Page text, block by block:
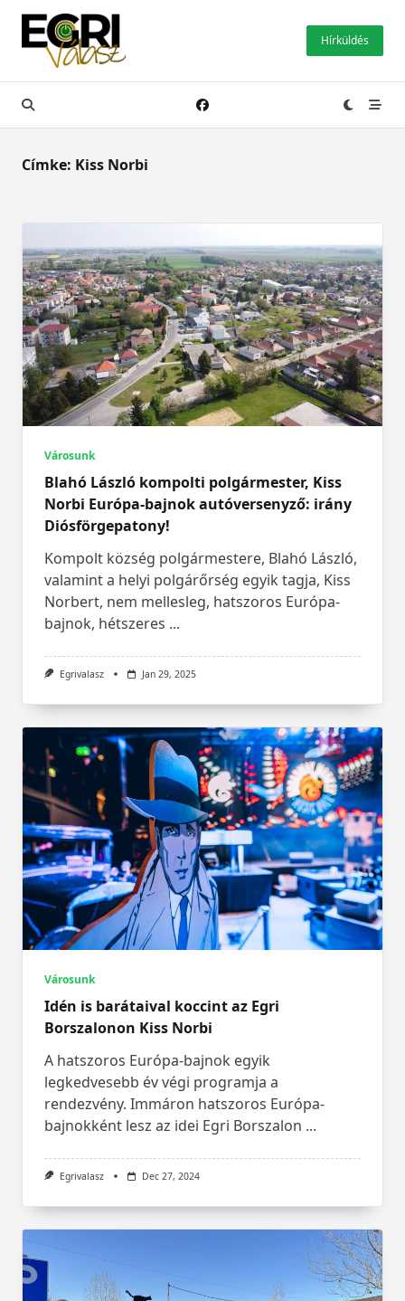
Skip
content
Hírküldés
Címke: Kiss Norbi
Városunk
Blahó László kompolti polgármester, Kiss
Norbi Európa-bajnok autóversenyző: irány
Diósförgepatony!
Kompolt község polgármestere, Blahó László,
valamint a helyi polgárőrség egyik tagja, Kiss
Norbert, nem mellesleg, hatszoros Európa-
bajnok, hétszeres ...
Egrivalasz Jan 29, 2025
Városunk
Idén is barátaival koccint az Egri
Borszalonon Kiss Norbi
A hatszoros Európa-bajnok egyik
legkedvesebb év végi programja a
rendezvény. Immáron hatszoros Európa-
bajnokként lesz az idei Egri Borszalon ...
Egrivalasz Dec 27, 2024